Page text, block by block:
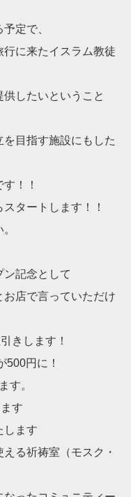
定で、
に来たイスラム教徒
したいということ
を目指す施設にもした
！！
タートします！！
ン記念として
店で言っていただけ
きします！
500円に！
す。
す
します
る祈祷室（モスク・